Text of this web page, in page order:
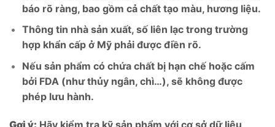
báo rõ ràng, bao gồm cả chất tạo màu, hương liệu.
Thông tin nhà sản xuất, số liên lạc trong trường
hợp khẩn cấp ở Mỹ phải được điền rõ.
Nếu sản phẩm có chứa chất bị hạn chế hoặc cấm
bởi FDA (như thủy ngân, chì…), sẽ không được
phép lưu hành.
Gợi ý: Hãy kiểm tra kỹ sản phẩm với cơ sở dữ liệu